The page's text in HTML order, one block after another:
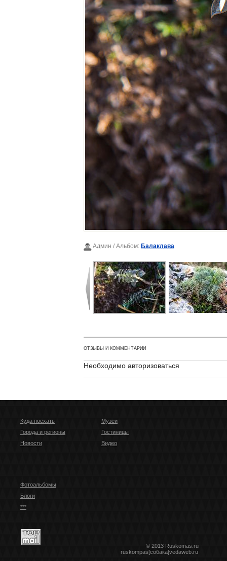
Админ / Альбом: Балаклава
ОТЗЫВЫ И КОММЕНТАРИИ
Необходимо авторизоваться
Куда поехать
Города и регионы
Новости
Музеи
Гостиницы
Видео
Фотоальбомы
Блоги
***
© 2013 Ruskomas.ru
ruskompas[собака]vedaweb.ru